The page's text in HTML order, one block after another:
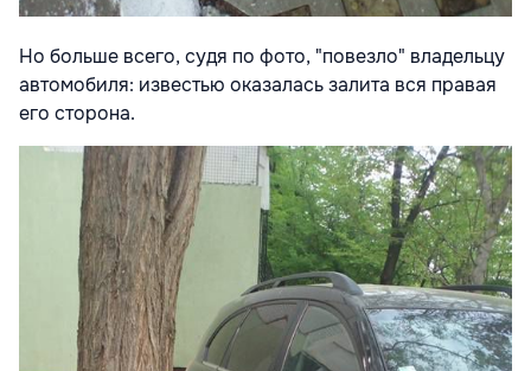
Но больше всего, судя по фото, "повезло" владельцу
автомобиля: известью оказалась залита вся правая
его сторона.